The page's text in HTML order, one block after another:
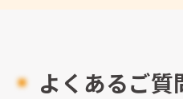
よくあるご質